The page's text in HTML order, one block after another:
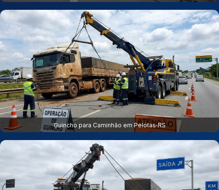
Guincho para Caminhão em Pelotas‑RS